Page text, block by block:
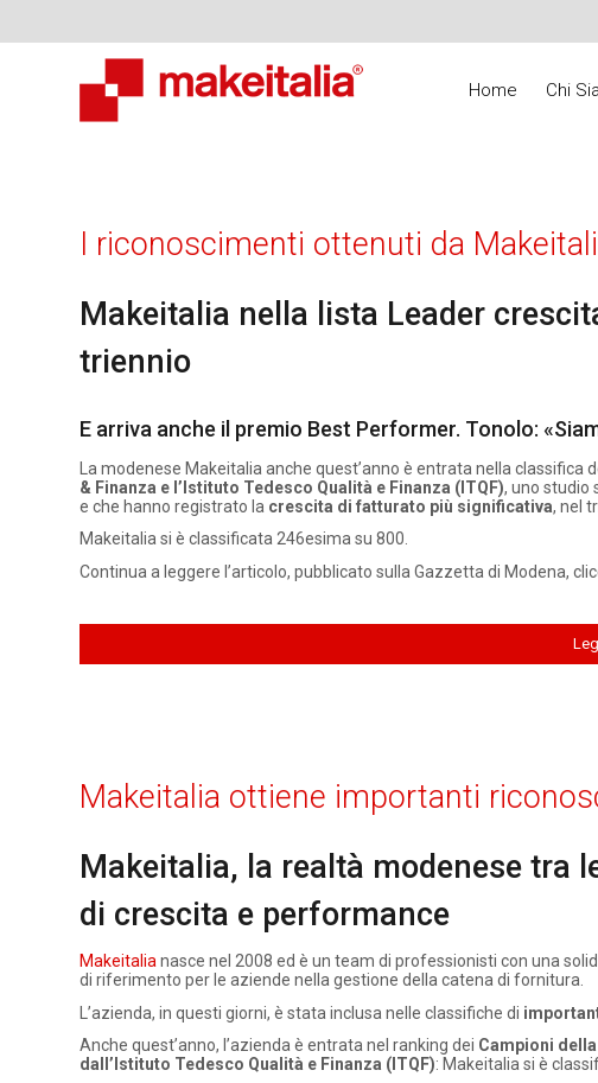
Home Chi
I riconoscimenti ottenuti da
Makeitalia nella lista Leader
triennio
E arriva anche il premio Best Performer. Tonolo:
La modenese Makeitalia anche quest’anno è entrata nella classifica
& Finanza e l’Istituto Tedesco Qualità e Finanza (ITQF), uno studio
e che hanno registrato la crescita di fatturato più significativa, nel
Makeitalia si è classificata 246esima su 800.
Continua a leggere l’articolo, pubblicato sulla Gazzetta di Modena,
Makeitalia ottiene importanti
Makeitalia, la realtà modenese tra
di crescita e performance
Makeitalia nasce nel 2008 ed è un team di professionisti con una
di riferimento per le aziende nella gestione della catena di fornitura.
L’azienda, in questi giorni, è stata inclusa nelle classifiche di
Anche quest’anno, l’azienda è entrata nel ranking dei Campioni
dall’Istituto Tedesco Qualità e Finanza (ITQF): Makeitalia si è